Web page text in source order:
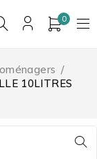
0
/
10LITRES